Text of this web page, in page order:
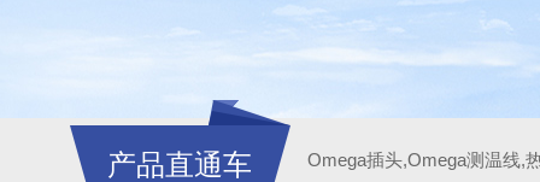
产品直通车